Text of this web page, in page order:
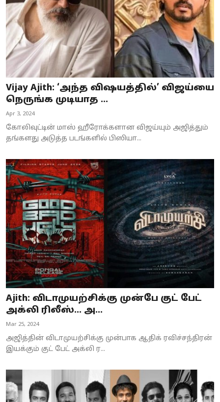
Vijay Ajith: ‘அந்த விஷயத்தில்’ விஜய்யை
நெருங்க முடியாத ...
Apr 3, 2024
கோலிவுட்டின் மாஸ் ஹீரோக்களான விஜய்யும் அஜித்தும்
தங்களது அடுத்த படங்களில் பிஸியா...
Ajith: விடாமுயற்சிக்கு முன்பே குட் பேட்
அக்லி ரிலீஸ்… அ...
Mar 25, 2024
அஜித்தின் விடாமுயற்சிக்கு முன்பாக ஆதிக் ரவிச்சந்திரன்
இயக்கும் குட் பேட் அக்லி ர...